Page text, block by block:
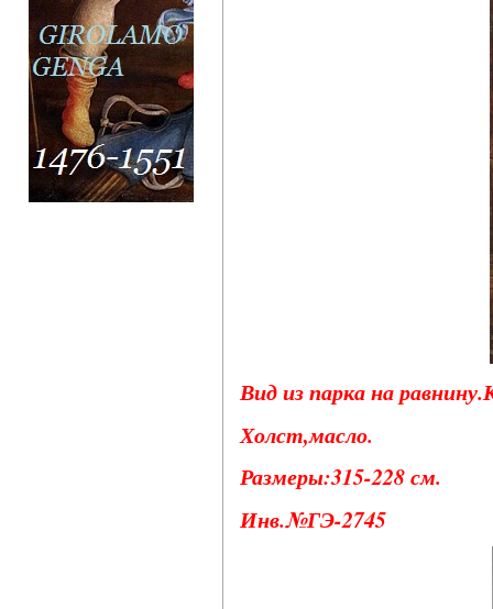
Вид из парка на
Холст,масло.
Размеры:315-228 см.
Инв.№ГЭ-2745